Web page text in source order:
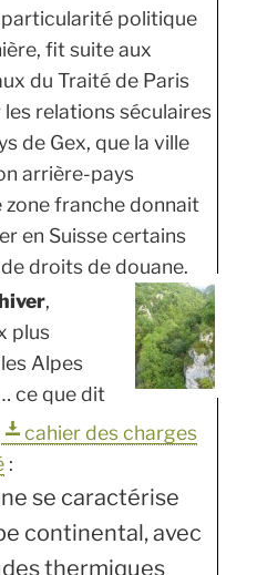
politique
fit suite aux
du Traité de Paris
les relations séculaires
de Gex, que la ville
arrière-pays
franche donnait
en Suisse certains
droits de douane.
,
plus
Alpes
ce que dit
cahier des charges
:
se caractérise
continental, avec
thermiques